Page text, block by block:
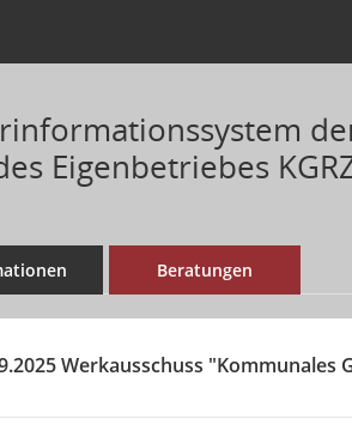
Eigenbetriebes
Beratungen
Werkausschuss